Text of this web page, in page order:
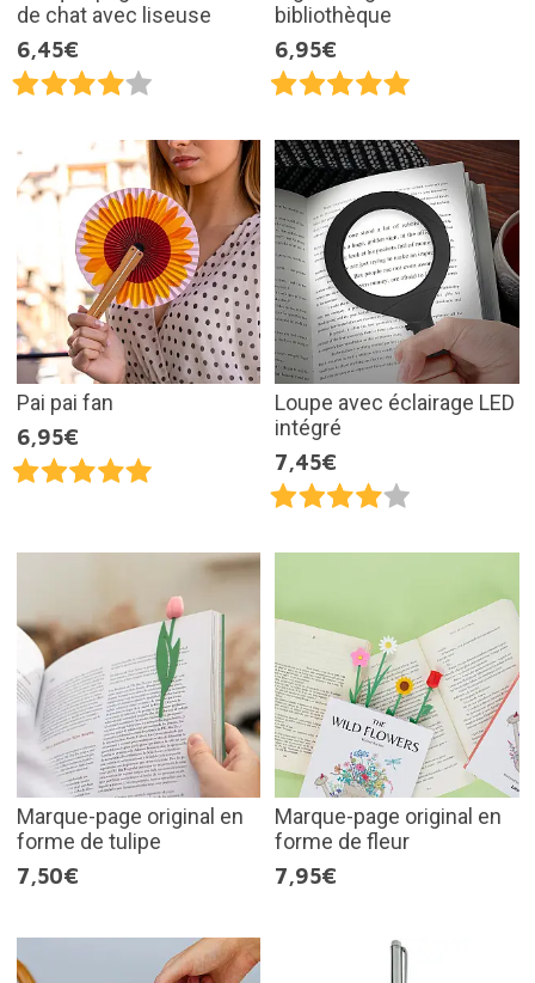
de chat avec liseuse
6,45€
bibliothèque
6,95€
Pai pai fan
6,95€
Loupe avec éclairage LED
intégré
7,45€
Marque-page original en
forme de tulipe
7,50€
Marque-page original en
forme de fleur
7,95€